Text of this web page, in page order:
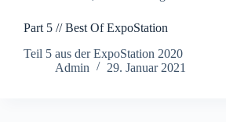
Part 5 // Best Of ExpoStation
Teil 5 aus der ExpoStation 2020
Admin
29. Januar 2021